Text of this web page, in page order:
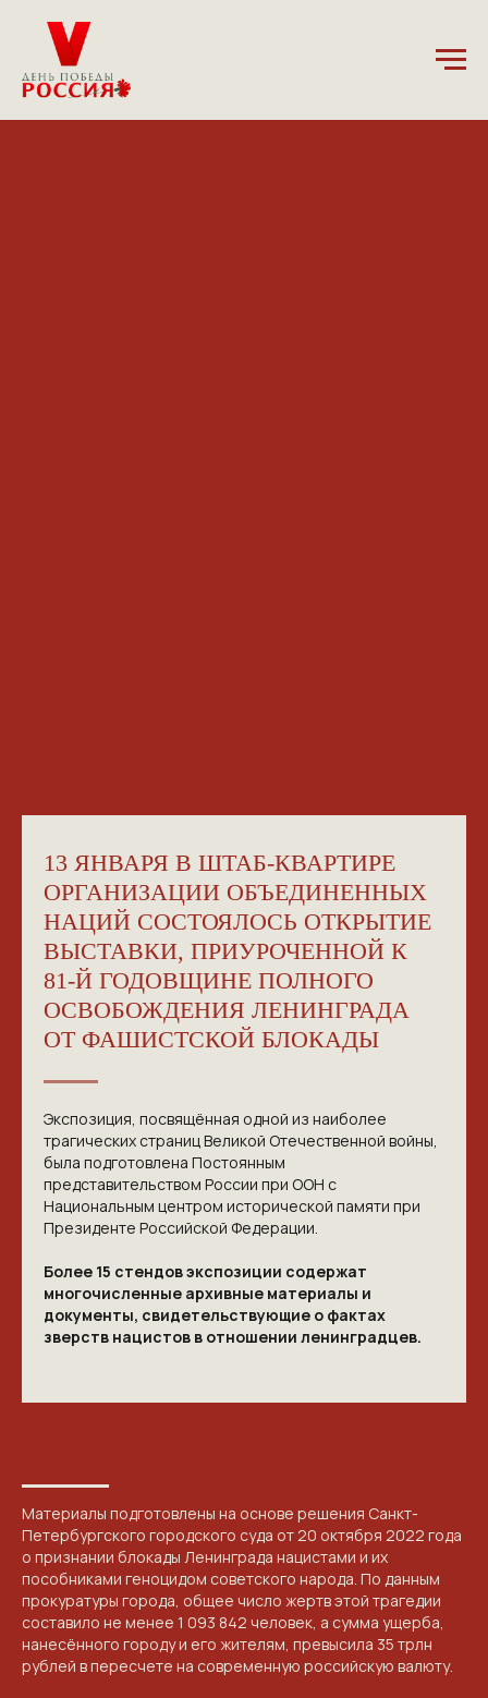
13 ЯНВАРЯ В ШТАБ-КВАРТИРЕ
ОРГАНИЗАЦИИ ОБЪЕДИНЕННЫХ
НАЦИЙ СОСТОЯЛОСЬ ОТКРЫТИЕ
ВЫСТАВКИ, ПРИУРОЧЕННОЙ К
81-Й ГОДОВЩИНЕ ПОЛНОГО
ОСВОБОЖДЕНИЯ ЛЕНИНГРАДА
ОТ ФАШИСТСКОЙ БЛОКАДЫ
Экспозиция, посвящённая одной из наиболее
трагических страниц Великой Отечественной войны,
была подготовлена Постоянным
представительством России при ООН с
Национальным центром исторической памяти при
Президенте Российской Федерации.
Более 15 стендов экспозиции содержат
многочисленные архивные материалы и
документы, свидетельствующие о фактах
зверств нацистов в отношении ленинградцев.
Материалы подготовлены на основе решения Санкт-
Петербургского городского суда от 20 октября 2022 года
о признании блокады Ленинграда нацистами и их
пособниками геноцидом советского народа. По данным
прокуратуры города, общее число жертв этой трагедии
составило не менее 1 093 842 человек, а сумма ущерба,
нанесённого городу и его жителям, превысила 35 трлн
рублей в пересчете на современную российскую валюту.